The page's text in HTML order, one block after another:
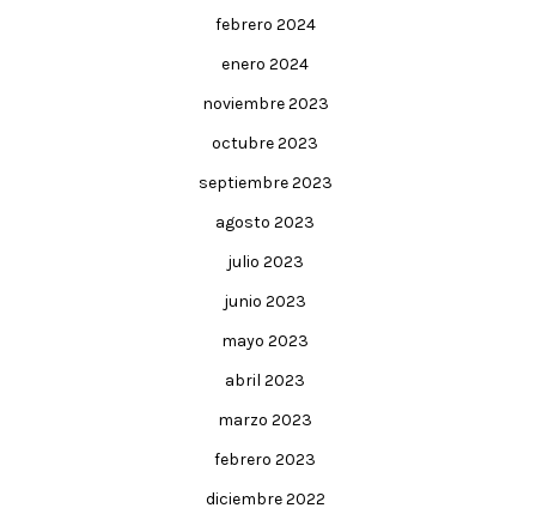
febrero 2024
enero 2024
noviembre 2023
octubre 2023
septiembre 2023
agosto 2023
julio 2023
junio 2023
mayo 2023
abril 2023
marzo 2023
febrero 2023
diciembre 2022